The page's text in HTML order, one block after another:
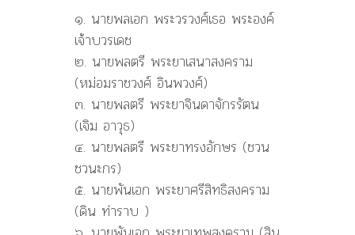
๑. นายพลเอก พระวรวงศ์เธอ พระองค์
เจ้าบวรเดช
๒. นายพลตรี พระยาเสนาสงคราม
(หม่อมราชวงศ์ อินพวงศ์)
๓. นายพลตรี พระยาจินดาจักรรัตน
(เจิม อาวุธ)
๔. นายพลตรี พระยาทรงอักษร (ชวน
ชวนะกร)
๕. นายพันเอก พระยาศรีสิทธิสงคราม
(ดิน ท่าราบ )